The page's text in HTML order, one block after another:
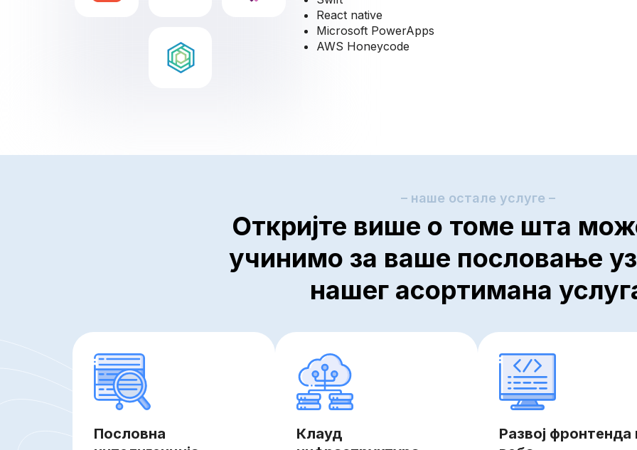
React native
Microsoft PowerApps
AWS Honeycode
– наше остале услуге –
Откријте више о томе шта
учинимо за ваше пословање
нашег асортимана
Пословна
Клауд
Развој фронтенда